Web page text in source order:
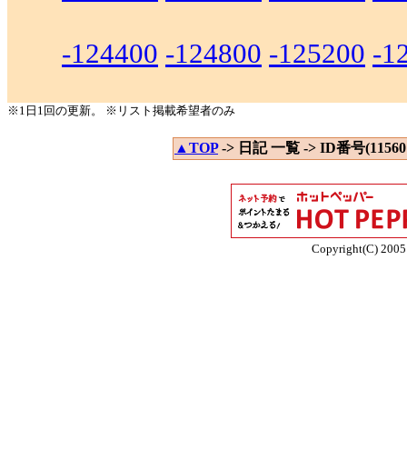
-124400 -124800 -125200 -
※1日1回の更新。 ※リスト掲載希望者のみ
▲TOP-> 日記 一覧 -> ID番号
Copyright(C)